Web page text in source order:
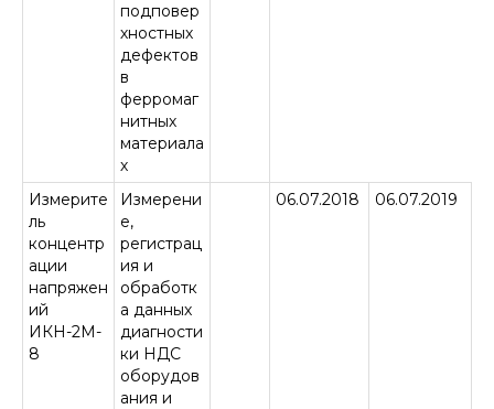
подповер
хностных
дефектов
в
ферромаг
нитных
материала
х
Измерите
ль
концентр
ации
напряжен
ий
ИКН-2М-
8
Измерени
е,
регистрац
ия и
обработк
а данных
диагности
ки НДС
оборудов
ания и
06.07.2018 06.07.2019